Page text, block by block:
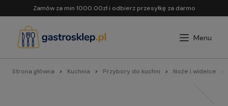
Zamów za min 1000.00zł i odbierz przesyłkę za darmo
Strona główna Kuchnia Przybory do kuchni Noże i widelce